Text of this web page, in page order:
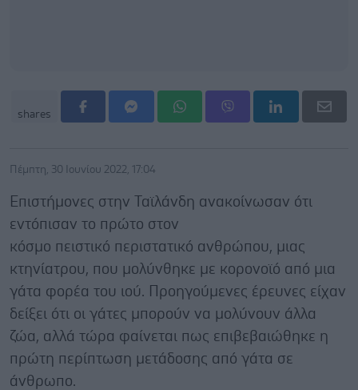
shares
Πέμπτη, 30 Ιουνίου 2022, 17:04
Επιστήμονες στην Ταϊλάνδη ανακοίνωσαν ότι
εντόπισαν το πρώτο στον
κόσμο πειστικό περιστατικό ανθρώπου, μιας
κτηνίατρου, που μολύνθηκε με κορονοϊό από μια
γάτα φορέα του ιού. Προηγούμενες έρευνες είχαν
δείξει ότι οι γάτες μπορούν να μολύνουν άλλα
ζώα, αλλά τώρα φαίνεται πως επιβεβαιώθηκε η
πρώτη περίπτωση μετάδοσης από γάτα σε
άνθρωπο.